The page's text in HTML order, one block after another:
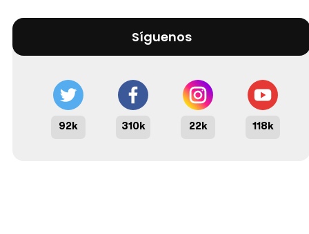
Síguenos
92k 310k 22k 118k